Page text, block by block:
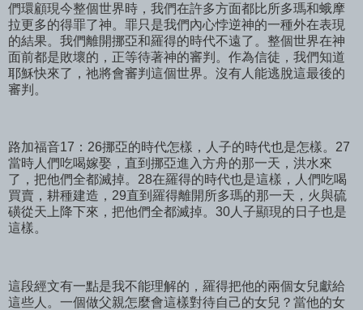
們環顧現今整個世界時，我們在許多方面都比所多瑪和蛾摩
拉更多的得罪了神。罪只是我們內心悖逆神的一種外在表現
的結果。我們離開挪亞和羅得的時代不遠了。整個世界在神
面前都是敗壞的，正等待著神的審判。作為信徒，我們知道
耶穌快來了，祂將會審判這個世界。沒有人能逃脫這最後的
審判。
路加福音17：26挪亞的時代怎樣，人子的時代也是怎樣。27
當時人們吃喝嫁娶，直到挪亞進入方舟的那一天，洪水來
了，把他們全都滅掉。28在羅得的時代也是這樣，人們吃喝
買賣，耕種建造，29直到羅得離開所多瑪的那一天，火與硫
磺從天上降下來，把他們全都滅掉。30人子顯現的日子也是
這樣。
這段經文有一點是我不能理解的，羅得把他的兩個女兒獻給
這些人。一個做父親怎麼會這樣對待自己的女兒？當他的女